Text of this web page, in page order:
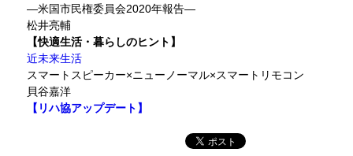
―米国市民権委員会2020年報告―
松井亮輔
【快適生活・暮らしのヒント】
近未来生活
スマートスピーカー×ニューノーマル×スマートリモコン
貝谷嘉洋
【リハ協アップデート】